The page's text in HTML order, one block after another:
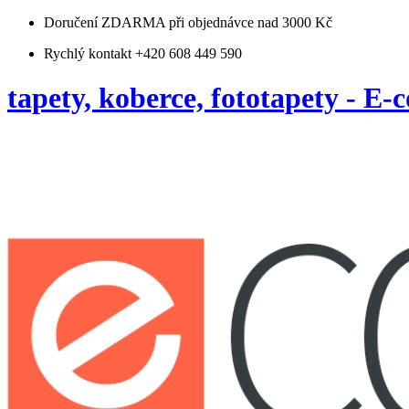
Doručení ZDARMA při objednávce nad 3000 Kč
Rychlý kontakt +420 608 449 590
tapety, koberce, fototapety - E-